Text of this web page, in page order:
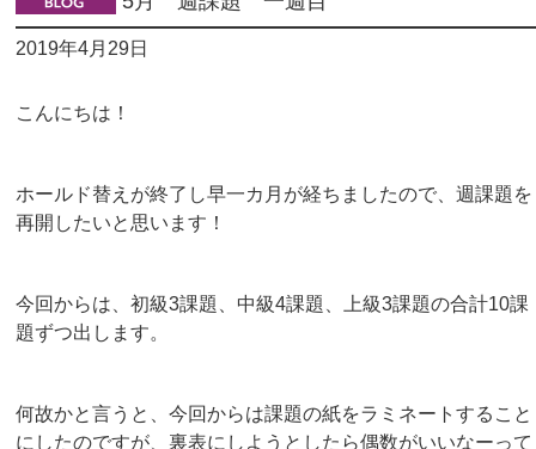
2019年4月29日
こんにちは！
ホールド替えが終了し早一カ月が経ちましたので、週課題を
再開したいと思います！
今回からは、初級3課題、中級4課題、上級3課題の合計10課
題ずつ出します。
何故かと言うと、今回からは課題の紙をラミネートすること
にしたのですが、裏表にしようとしたら偶数がいいなーって